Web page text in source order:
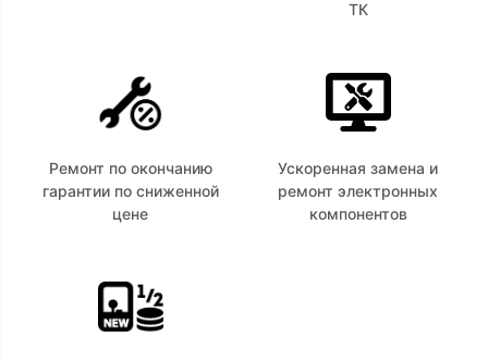
ТК
Ремонт по окончанию
гарантии по сниженной
цене
Ускоренная замена и
ремонт электронных
компонентов